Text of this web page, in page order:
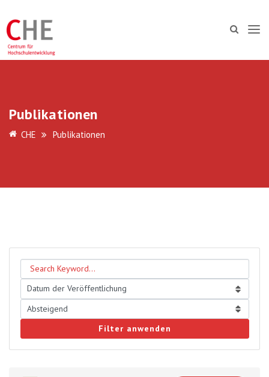
Publikationen
CHE Publikationen
Filter anwenden